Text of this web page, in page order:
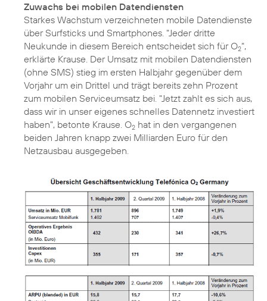
Zuwachs bei mobilen Datendiensten
Starkes Wachstum verzeichneten mobile Datendienste
über Surfsticks und Smartphones. "Jeder dritte
Neukunde in diesem Bereich entscheidet sich für O2",
erklärte Krause. Der Umsatz mit mobilen Datendiensten
(ohne SMS) stieg im ersten Halbjahr gegenüber dem
Vorjahr um ein Drittel und trägt bereits zehn Prozent
zum mobilen Serviceumsatz bei. "Jetzt zahlt es sich aus,
dass wir in unser eigenes schnelles Datennetz investiert
haben", betonte Krause. O2 hat in den vergangenen
beiden Jahren knapp zwei Milliarden Euro für den
Netzausbau ausgegeben.